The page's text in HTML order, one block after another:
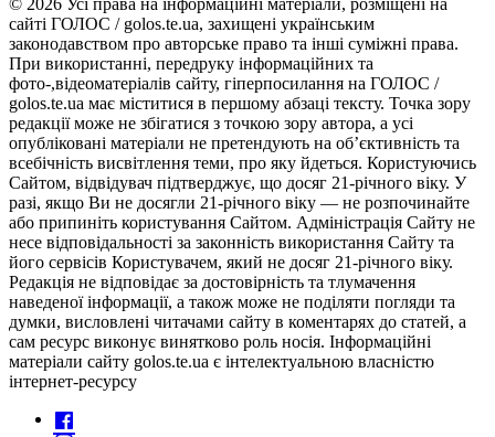
© 2026 Усі права на інформаційні матеріали, розміщені на
сайті ГОЛОС / golos.te.ua, захищені українським
законодавством про авторське право та інші суміжні права.
При використанні, передруку інформаційних та
фото-,відеоматеріалів сайту, гіперпосилання на ГОЛОС /
golos.te.ua має міститися в першому абзаці тексту. Точка зору
редакції може не збігатися з точкою зору автора, а усі
опубліковані матеріали не претендують на об’єктивність та
всебічність висвітлення теми, про яку йдеться. Користуючись
Сайтом, відвідувач підтверджує, що досяг 21-річного віку. У
разі, якщо Ви не досягли 21-річного віку — не розпочинайте
або припиніть користування Сайтом. Адміністрація Сайту не
несе відповідальності за законність використання Сайту та
його сервісів Користувачем, який не досяг 21-річного віку.
Редакція не відповідає за достовірність та тлумачення
наведеної інформації, а також може не поділяти погляди та
думки, висловлені читачами сайту в коментарях до статей, а
сам ресурс виконує винятково роль носія. Інформаційні
матеріали сайту golos.te.ua є інтелектуальною власністю
інтернет-ресурсу